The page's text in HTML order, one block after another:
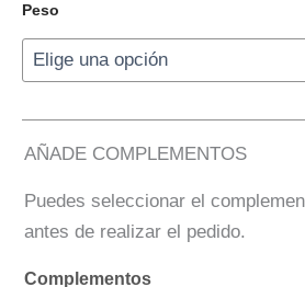
Peso
AÑADE COMPLEMENTOS
Puedes seleccionar el
antes de realizar el pedido.
Complementos